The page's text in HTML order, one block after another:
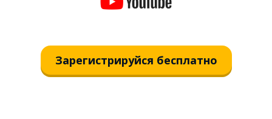
Зарегистрируйся бесплатно